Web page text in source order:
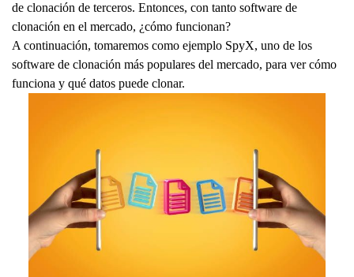
de clonación de terceros. Entonces, con tanto software de
clonación en el mercado, ¿cómo funcionan?
A continuación, tomaremos como ejemplo SpyX, uno de los
software de clonación más populares del mercado, para ver cómo
funciona y qué datos puede clonar.